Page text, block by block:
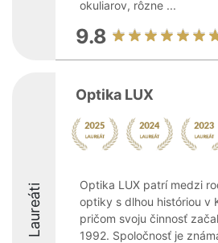
okuliarov, rôzne ...
9.8
Laureáti
Optika LUX
Optika LUX patrí medzi
optiky s dlhou históriou v
pričom svoju činnosť
1992. Spoločnosť je